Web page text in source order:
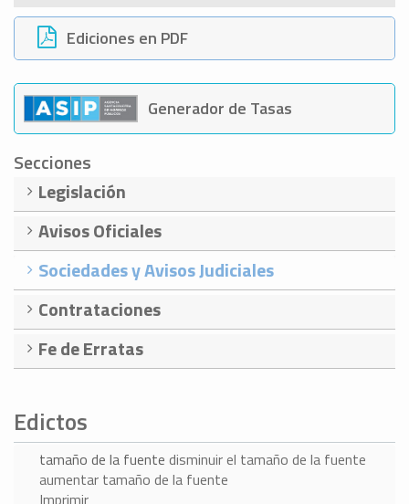
Ediciones en PDF
Generador de Tasas
Secciones
Legislación
Avisos Oficiales
Sociedades y Avisos Judiciales
Contrataciones
Fe de Erratas
Edictos
tamaño de la fuente disminuir el tamaño de la fuente
aumentar tamaño de la fuente